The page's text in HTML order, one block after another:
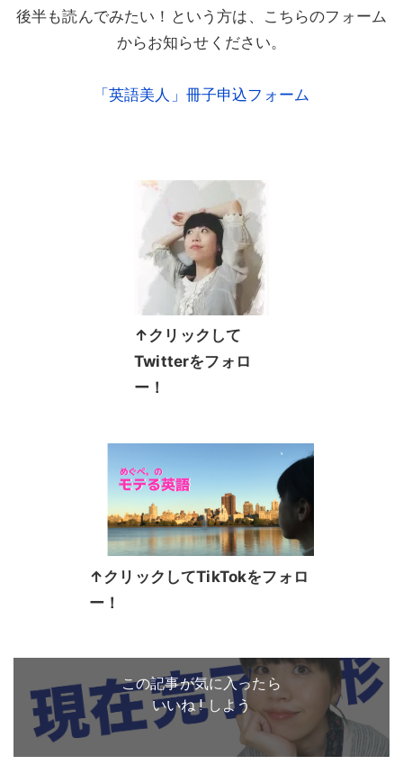
後半も読んでみたい！という方は、こちらのフォーム
からお知らせください。
「英語美人」冊子申込フォーム
↑クリックして
Twitterをフォロ
ー！
↑クリックしてTikTokをフォロ
ー！
この記事が気に入ったら
いいね ! しよう